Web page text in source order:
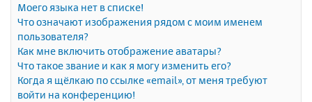
Моего языка нет в списке!
Что означают изображения рядом с моим именем
пользователя?
Как мне включить отображение аватары?
Что такое звание и как я могу изменить его?
Когда я щёлкаю по ссылке «email», от меня требуют
войти на конференцию!